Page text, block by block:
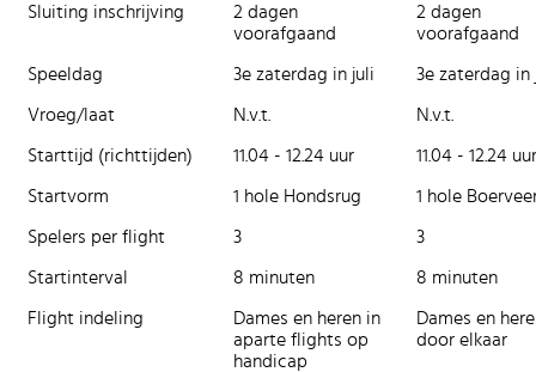
Sluiting inschrijving
2 dagen
voorafgaand
2 dagen
voorafgaand
Speeldag 3e zaterdag in juli 3e zaterdag in
Vroeg/laat N.v.t. N.v.t.
Starttijd (richttijden) 11.04 - 12.24 uur 11.04 - 12.24 uur
Startvorm 1 hole Hondsrug 1 hole
Spelers per flight 3 3
Startinterval 8 minuten 8 minuten
Flight indeling
Dames en heren in
aparte flights op
handicap
Dames en
door elkaar